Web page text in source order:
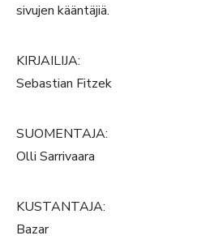
sivujen kääntäjiä.
KIRJAILIJA:
Sebastian Fitzek
SUOMENTAJA:
Olli Sarrivaara
KUSTANTAJA:
Bazar